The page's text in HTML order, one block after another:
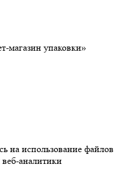
магазин упаковки»
на использование файлов
аналитики